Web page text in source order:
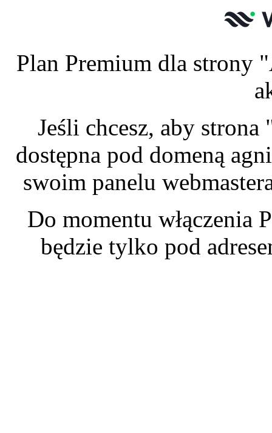
Plan Premium dla strony
Jeśli chcesz, aby
dostępna pod domeną
swoim panelu
Do momentu włączenia
będzie tylko pod